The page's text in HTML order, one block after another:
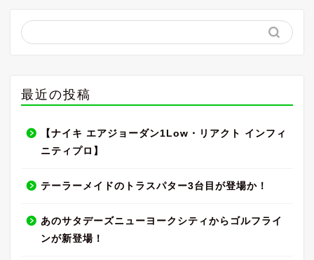
最近の投稿
【ナイキ エアジョーダン1Low・リアクト インフィ
ニティプロ】
テーラーメイドのトラスパター3台目が登場か！
あのサタデーズニューヨークシティからゴルフライ
ンが新登場！